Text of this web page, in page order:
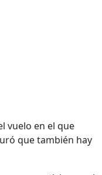
vuelo en el que
que también hay